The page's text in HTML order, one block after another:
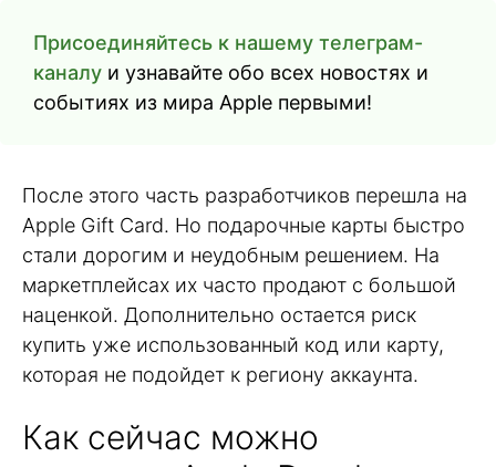
Присоединяйтесь к нашему телеграм-
каналу и узнавайте обо всех новостях и
событиях из мира Apple первыми!
После этого часть разработчиков перешла на
Apple Gift Card. Но подарочные карты быстро
стали дорогим и неудобным решением. На
маркетплейсах их часто продают с большой
наценкой. Дополнительно остается риск
купить уже использованный код или карту,
которая не подойдет к региону аккаунта.
Как сейчас можно